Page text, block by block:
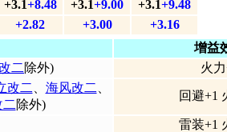
+3.1+8.48 +3.1+9.00 +3.1+9.48
+2.82 +3.00
+3.16
增益
二 除外)
火力
改二 海风改二
除外)
回避+1
雷装+1